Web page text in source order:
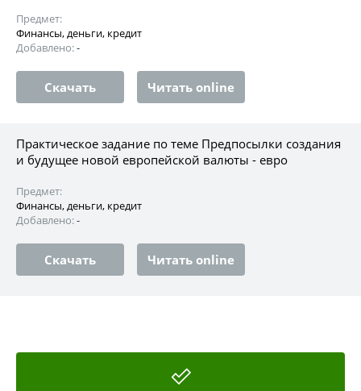
Предмет:
Финансы, деньги, кредит
Добавлено:-
Скачать Читать online
Практическое задание по теме Предпосылки создания
и будущее новой европейской валюты - евро
Предмет:
Финансы, деньги, кредит
Добавлено:-
Скачать Читать online